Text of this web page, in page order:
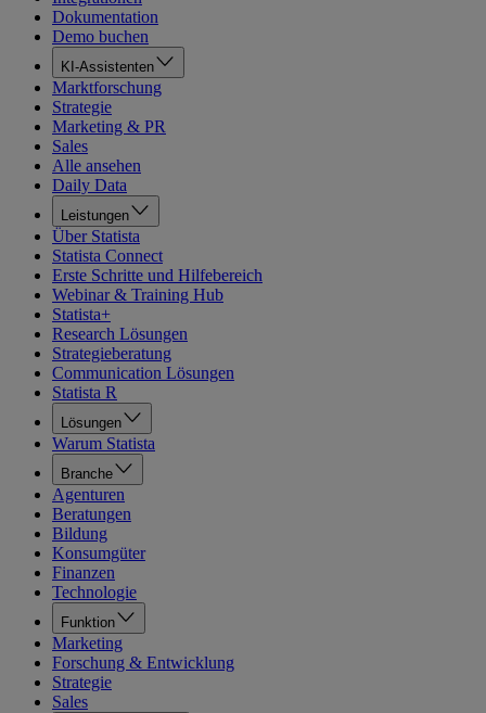
Dokumentation
Demo buchen
KI-Assistenten
Marktforschung
Strategie
Marketing & PR
Sales
Alle ansehen
Daily Data
Leistungen
Über Statista
Statista Connect
Erste Schritte und Hilfebereich
Webinar & Training Hub
Statista+
Research Lösungen
Strategieberatung
Communication Lösungen
Statista R
Lösungen
Warum Statista
Branche
Agenturen
Beratungen
Bildung
Konsumgüter
Finanzen
Technologie
Funktion
Marketing
Forschung & Entwicklung
Strategie
Sales